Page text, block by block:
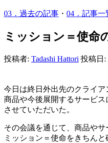
03．過去の記事 ・ 04．記事一
ミッション＝使命
投稿者: Tadashi Hattori 投稿日:
今日は終日外出先のクライ
商品や今後展開するサービ
させていただいた。
その会議を通じて、商品や
ミッション＝使命をきちん